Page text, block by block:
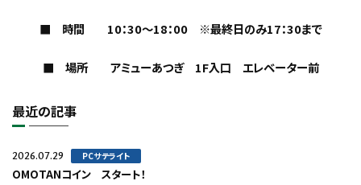
■ 時間 10：30～18：00 ※最終日のみ17：30まで
■ 場所 アミューあつぎ 1F入口 エレベーター前
最近の記事
2026.07.29 PCサテライト
OMOTANコイン スタート！